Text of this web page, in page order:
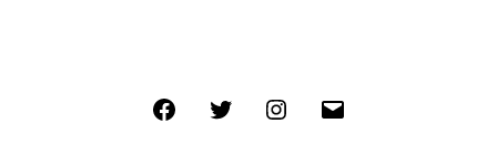
FacebookTwitter Instagram